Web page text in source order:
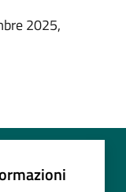
2025,